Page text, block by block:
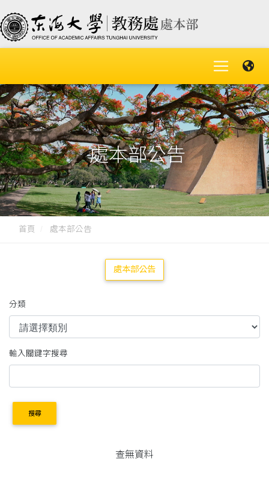
處本部公告
首頁 處本部公告
處本部公告
分類
輸入關鍵字搜尋
搜尋
查無資料